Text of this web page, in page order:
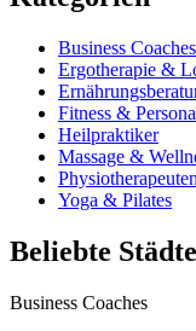
Business Coaches
Ergotherapie &
Fitness &
Heilpraktiker
Massage &
Physiotherapeuten
Yoga & Pilates
Beliebte Städte
Business Coaches